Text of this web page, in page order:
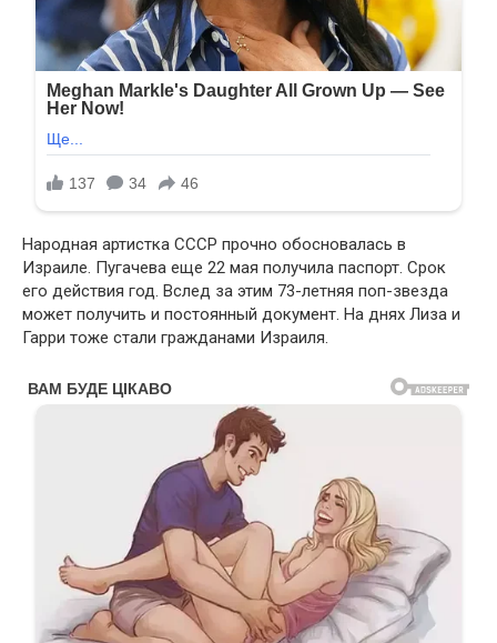
Народная артистка СССР прочно обосновалась в
Израиле. Пугачева еще 22 мая получила паспорт. Срок
его действия год. Вслед за этим 73-летняя поп-звезда
может получить и постоянный документ. На днях Лиза и
Гарри тоже стали гражданами Израиля.